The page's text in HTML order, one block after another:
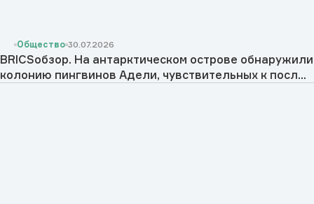
Общество 30.07.2026
BRICSобзор. На антарктическом острове обнаружили
колонию пингвинов Адели, чувствительных к посл...